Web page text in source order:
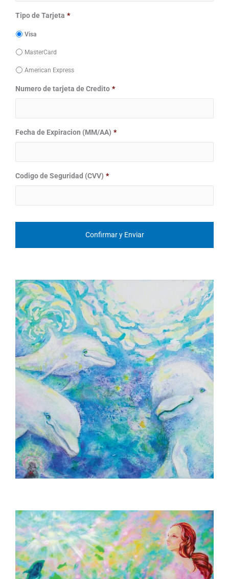
Tipo de Tarjeta *
Visa
MasterCard
American Express
Numero de tarjeta de Credito *
Fecha de Expiracion (MM/AA) *
Codigo de Seguridad (CVV) *